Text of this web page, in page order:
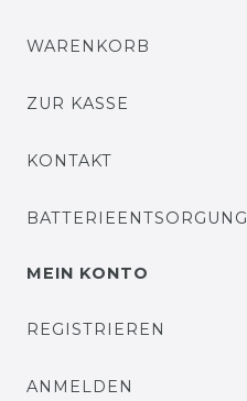
WARENKORB
ZUR KASSE
KONTAKT
BATTERIEENTSORGUNG
MEIN KONTO
REGISTRIEREN
ANMELDEN